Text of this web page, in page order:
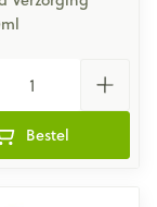
Bestel